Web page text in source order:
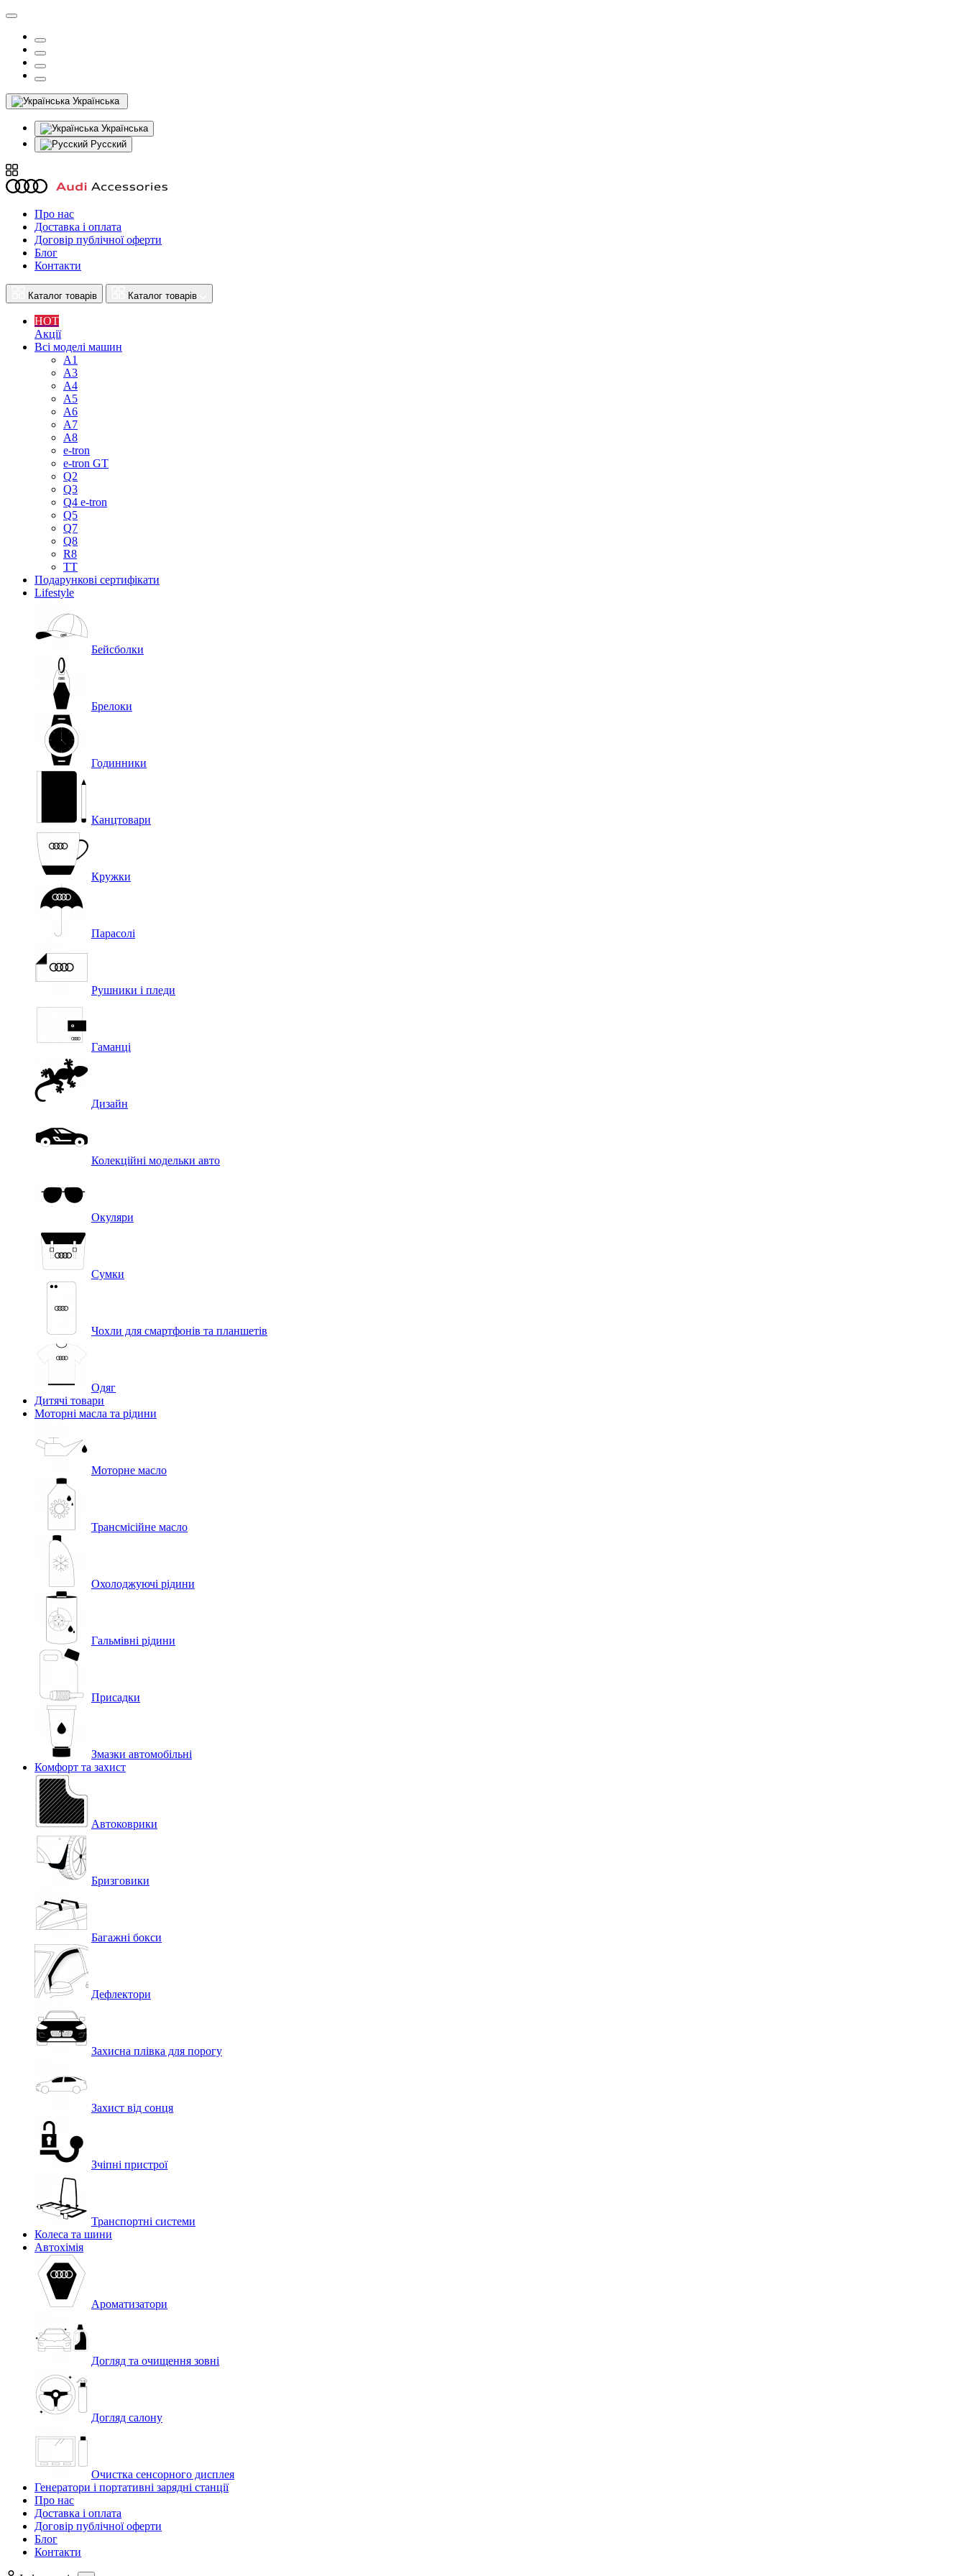
Українська
Українська
Русский
Про нас
Доставка і оплата
Договір публічної оферти
Блог
Контакти
Каталог товарів Каталог товарів
HOT
Акції
Всі моделі машин
A1
A3
A4
A5
A6
A7
A8
e-tron
e-tron GT
Q2
Q3
Q4 e-tron
Q5
Q7
Q8
R8
TT
Подарункові сертифікати
Lifestyle
Бейсболки
Брелоки
Годинники
Канцтовари
Кружки
Парасолі
Рушники і пледи
Гаманці
Дизайн
Колекційні модельки авто
Окуляри
Сумки
Чохли для смартфонів та планшетів
Одяг
Дитячі товари
Моторні масла та рідини
Моторне масло
Трансмісійне масло
Охолоджуючі рідини
Гальмівні рідини
Присадки
Змазки автомобільні
Комфорт та захист
Автоковрики
Бризговики
Багажні бокси
Дефлектори
Захисна плівка для порогу
Захист від сонця
Зчіпні пристрої
Транспортні системи
Колеса та шини
Автохімія
Ароматизатори
Догляд та очищення зовні
Догляд салону
Очистка сенсорного дисплея
Генератори і портативні зарядні станції
Про нас
Доставка і оплата
Договір публічної оферти
Блог
Контакти